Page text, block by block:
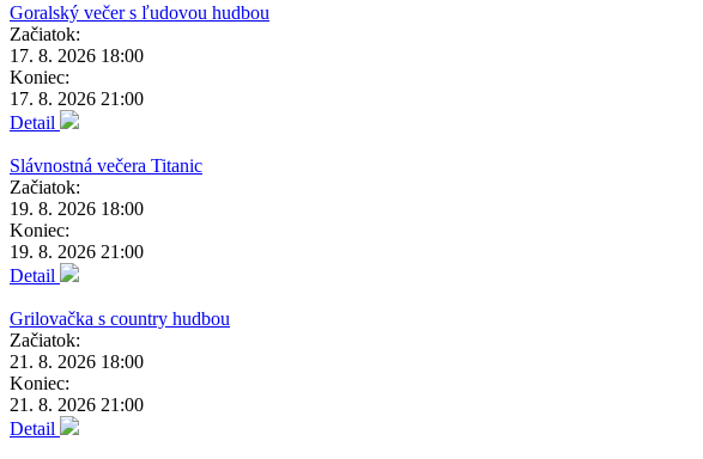
Goralský večer s ľudovou hudbou
Začiatok:
17. 8. 2026 18:00
Koniec:
17. 8. 2026 21:00
Detail
Slávnostná večera Titanic
Začiatok:
19. 8. 2026 18:00
Koniec:
19. 8. 2026 21:00
Detail
Grilovačka s country hudbou
Začiatok:
21. 8. 2026 18:00
Koniec:
21. 8. 2026 21:00
Detail